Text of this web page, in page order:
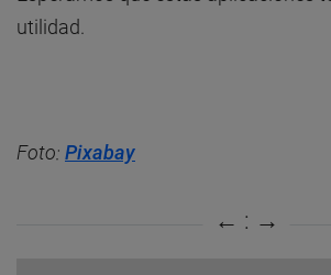
utilidad.
Foto: Pixabay